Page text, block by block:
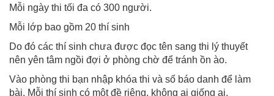
Mỗi ngày thi tối đa có 300 người.
Mỗi lớp bao gồm 20 thí sinh
Do đó các thí sinh chưa được đọc tên sang thi lý thuyết
nên yên tâm ngồi đợi ở phòng chờ để tránh ồn ào.
Vào phòng thi bạn nhập khóa thi và số báo danh để làm
bài. Mỗi thí sinh có một đề riêng, không ai giống ai.